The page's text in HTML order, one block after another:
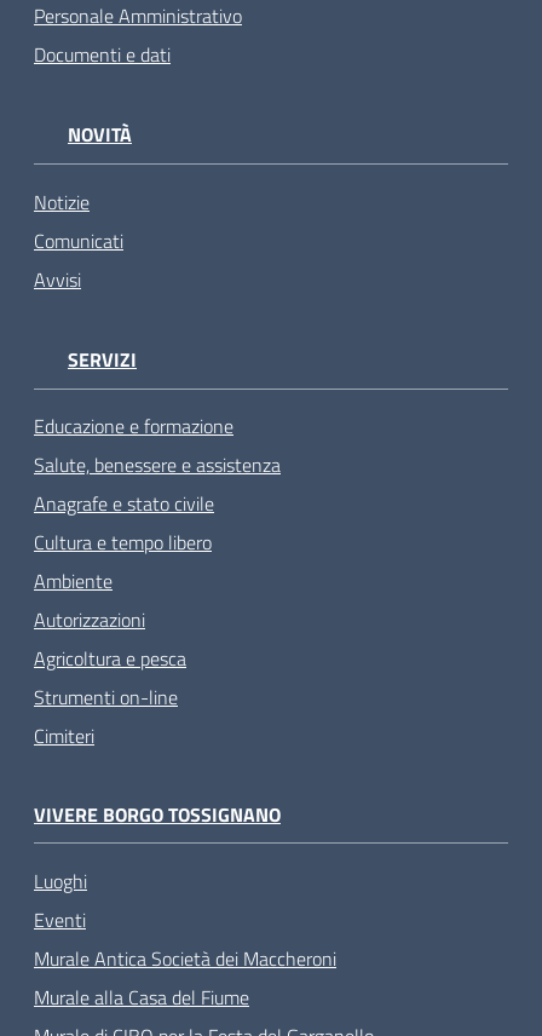
Personale Amministrativo
Documenti e dati
NOVITÀ
Notizie
Comunicati
Avvisi
SERVIZI
Educazione e formazione
Salute, benessere e assistenza
Anagrafe e stato civile
Cultura e tempo libero
Ambiente
Autorizzazioni
Agricoltura e pesca
Strumenti on-line
Cimiteri
VIVERE BORGO TOSSIGNANO
Luoghi
Eventi
Murale Antica Società dei Maccheroni
Murale alla Casa del Fiume